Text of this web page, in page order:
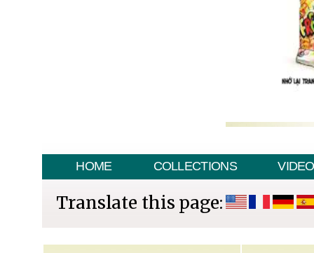
HOME COLLECTIONS VIDEO
Translate this page: